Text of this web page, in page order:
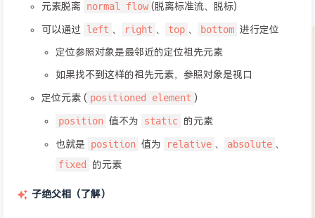
元素脱离 normal flow (脱离标准流、脱标)
可以通过 left 、 right 、 top 、 bottom 进行定位
定位参照对象是最邻近的定位祖先元素
如果找不到这样的祖先元素，参照对象是视口
定位元素 ( positioned element )
position 值不为 static 的元素
也就是 position 值为 relative 、 absolute 、
fixed 的元素
子绝父相（了解）